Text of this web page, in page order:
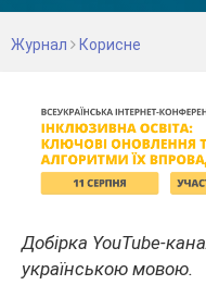
Журнал Корисне
Добірка YouTube-
українською мовою.